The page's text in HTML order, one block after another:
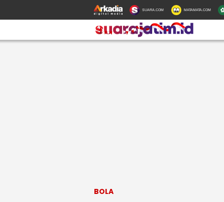
SUARA.COM MATAMATA.COM
BOLA